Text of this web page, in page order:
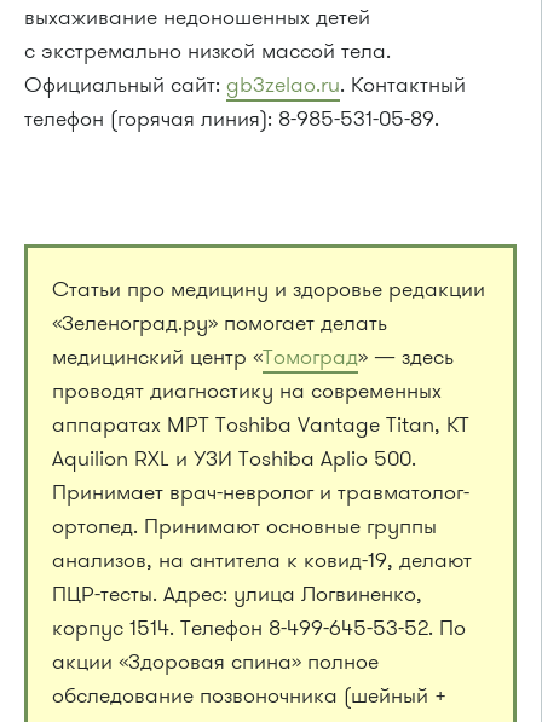
выхаживание недоношенных детей
с экстремально низкой массой тела.
Официальный сайт: gb3zelao.ru. Контактный
телефон (горячая линия): 8-985-531-05-89.
Статьи про медицину и здоровье редакции
«Зеленоград.ру» помогает делать
медицинский центр «Томоград» — здесь
проводят диагностику на современных
аппаратах МРТ Toshiba Vantage Titan, КТ
Aquilion RXL и УЗИ Toshiba Aplio 500.
Принимает врач-невролог и травматолог-
ортопед. Принимают основные группы
анализов, на антитела к ковид-19, делают
ПЦР-тесты. Адрес: улица Логвиненко,
корпус 1514. Телефон 8-499-645-53-52. По
акции «Здоровая спина» полное
обследование позвоночника (шейный +